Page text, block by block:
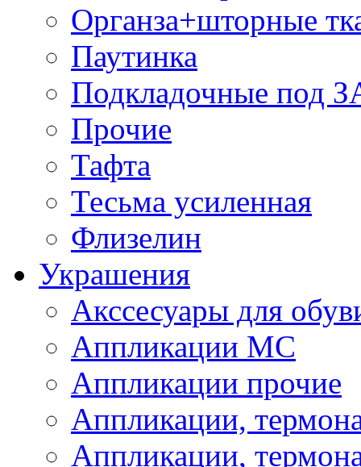
Органза+шторные
Паутинка
Подкладочные под
Прочие
Тафта
Тесьма усиленная
Флизелин
Украшения
Акссесуары для
Аппликации МС
Аппликации прочие
Аппликации,
Аппликации,